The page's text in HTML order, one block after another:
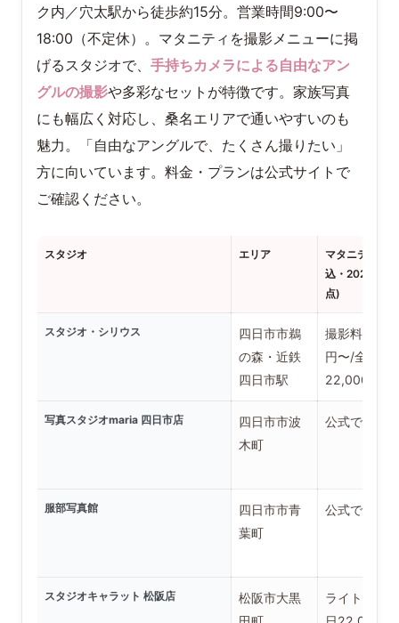
ク内／穴太駅から徒歩約15分。営業時間9:00〜
18:00（不定休）。マタニティを撮影メニューに掲
げるスタジオで、 手持ちカメラによる自由なアン
グルの撮影や多彩なセットが特徴です。家族写真
にも幅広く対応し、桑名エリアで通いやすいのも
魅力。「自由なアングルで、たくさん撮りたい」
方に向いています。料金・プランは公式サイトで
ご確認ください。
スタジオ エリア
マタニティ料
込・2026年6
点)
スタジオ・シリウス
四日市市鵜
の森・近鉄
四日市駅
撮影料7,700
円〜/全デー
22,000円〜
写真スタジオmaria 四日市店
四日市市波
木町
公式で要確認
服部写真館
四日市市青
葉町
公式で要確認
スタジオキャラット 松阪店
松阪市大黒
ライトデー